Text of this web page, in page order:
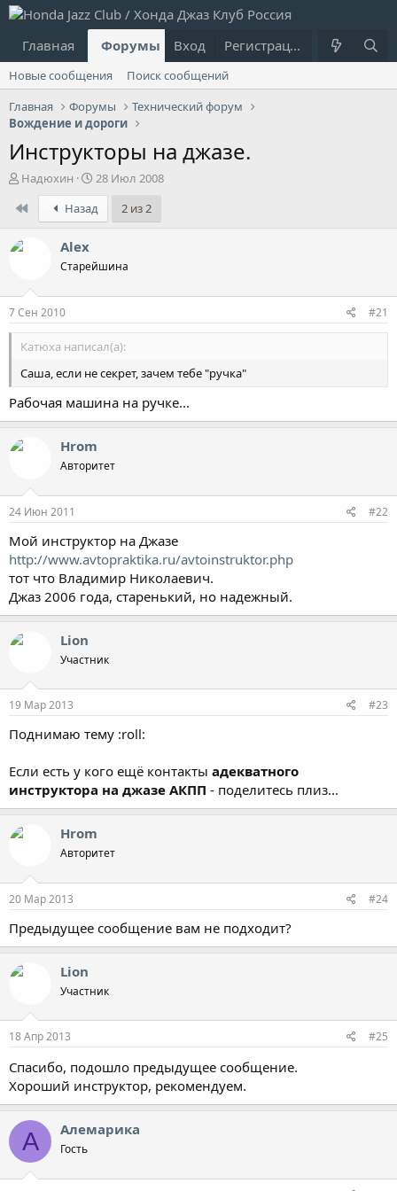
Главная Форумы Что нового?
Вход Регистрация
Новые сообщения
Поиск сообщений
Главная
Форумы
Технический форум
Вождение и дороги
Инструкторы на джазе.
А
т
р
т
ы
Надюхин
Д
а
т
а
ч
28 Июл 2008
Назад 2 из 2
Alex
Старейшина
7 Сен 2010 #21
Катюха написал(а):
Саша, если не секрет, зачем тебе "ручка"
Рабочая машина на ручке...
Hrom
Авторитет
24 Июн 2011 #22
Мой инструктор на Джазе
http://www.avtopraktika.ru/avtoinstruktor.php
тот что Владимир Николаевич.
Джаз 2006 года, старенький, но надежный.
Lion
Участник
19 Мар 2013 #23
Поднимаю тему :roll:
Если есть у кого ещё контакты адекватного
инструктора на джазе АКПП - поделитесь плиз...
Hrom
Авторитет
20 Мар 2013 #24
Предыдущее сообщение вам не подходит?
Lion
Участник
18 Апр 2013 #25
Спасибо, подошло предыдущее сообщение.
Хороший инструктор, рекомендуем.
А Алемарика
Гость